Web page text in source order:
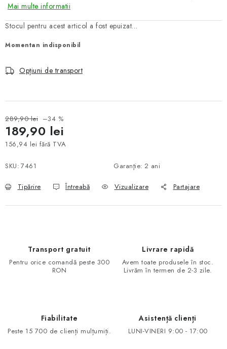
Mai multe informatii
Stocul pentru acest articol a fost epuizat…
Momentan indisponibil
Opțiuni de transport
289,90 lei –34 %
189,90 lei
156,94 lei fără TVA
SKU: 7461 Garanţie: 2 ani
Tipărire Întreabă Vizualizare Partajare
Transport gratuit
Pentru orice comandă peste 300
RON
Livrare rapidă
Avem toate produsele în stoc.
Livrăm în termen de 2-3 zile.
Fiabilitate
Peste 15 700 de clienți mulțumiți.
Asistență clienți
LUNI-VINERI 9:00 - 17:00